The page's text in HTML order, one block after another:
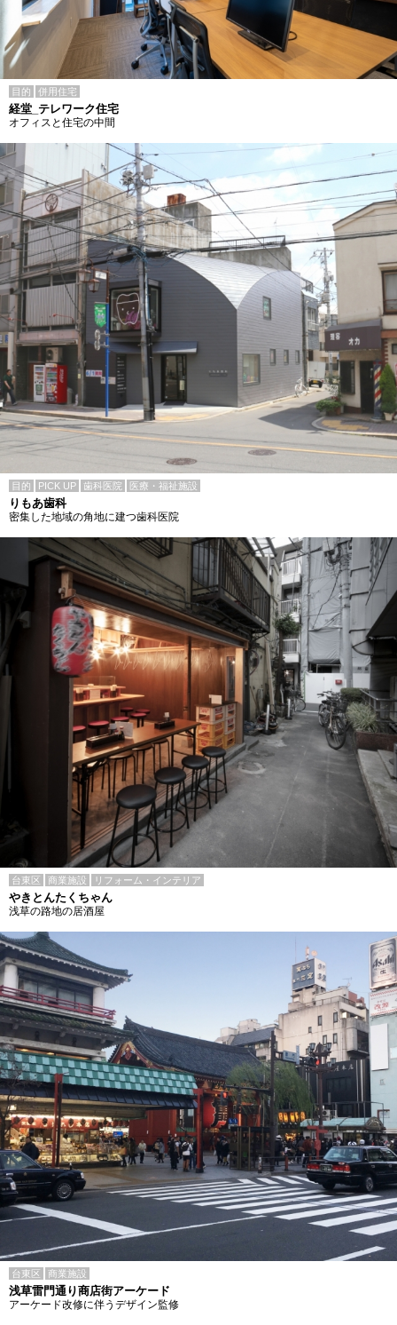
目的 併用住宅
経堂_テレワーク住宅
オフィスと住宅の中間
目的 PICK UP 歯科医院 医療・福祉施設
りもあ歯科
密集した地域の角地に建つ歯科医院
台東区 商業施設 リフォーム・インテリア
やきとんたくちゃん
浅草の路地の居酒屋
台東区 商業施設
浅草雷門通り商店街アーケード
アーケード改修に伴うデザイン監修